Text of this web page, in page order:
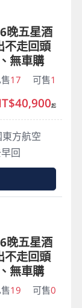
晚五星酒
不走回頭
無車購
17 可售1
方航空
回
起
晚五星酒
不走回頭
無車購
19 可售0